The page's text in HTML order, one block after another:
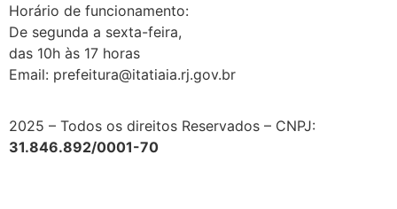
Horário de funcionamento:
De segunda a sexta-feira,
das 10h às 17 horas
Email: prefeitura@itatiaia.rj.gov.br
2025 – Todos os direitos Reservados – CNPJ:
31.846.892/0001-70